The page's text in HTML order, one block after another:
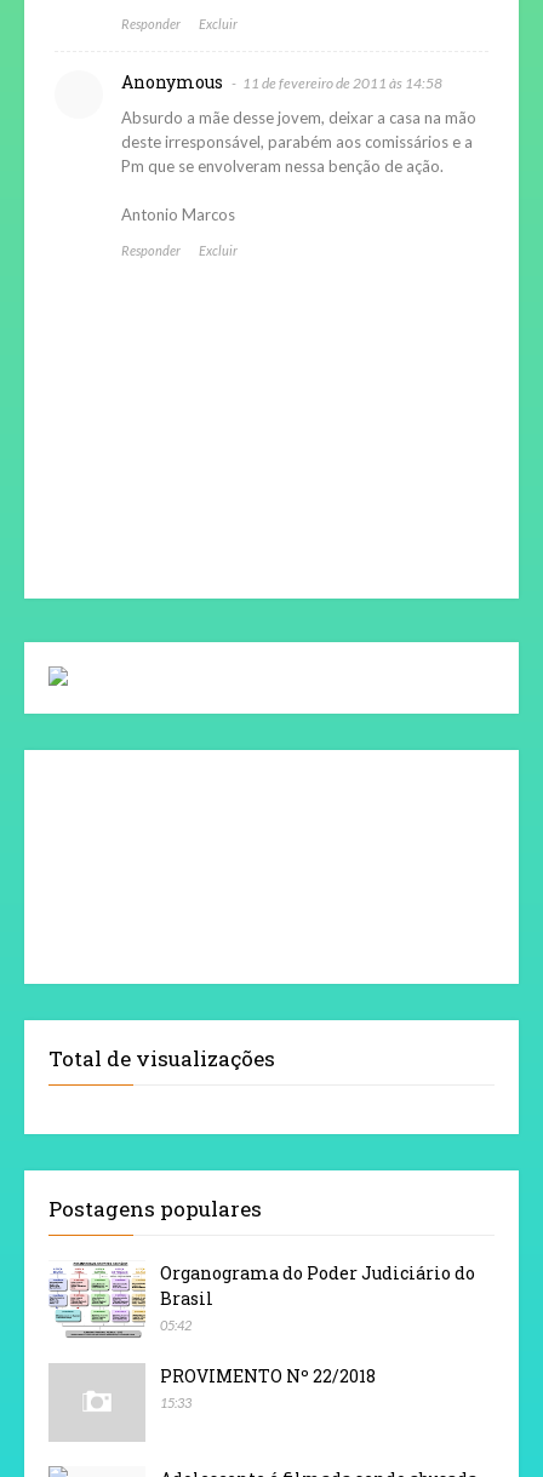
Responder Excluir
Anonymous 11 de fevereiro de 2011 às 14:58
Absurdo a mãe desse jovem, deixar a casa na mão
deste irresponsável, parabém aos comissários e a
Pm que se envolveram nessa benção de ação.
Antonio Marcos
Responder Excluir
Total de visualizações
Postagens populares
Organograma do Poder Judiciário do
Brasil
05:42
PROVIMENTO Nº 22/2018
15:33